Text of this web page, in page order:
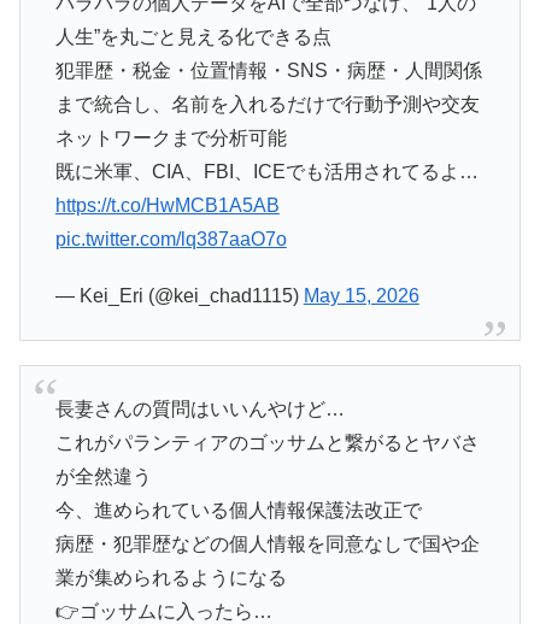
人生”を丸ごと見える化できる点
犯罪歴・税金・位置情報・SNS・病歴・人間関係
まで統合し、名前を入れるだけで行動予測や交友
ネットワークまで分析可能
既に米軍、CIA、FBI、ICEでも活用されてるよ…
https://t.co/HwMCB1A5AB
pic.twitter.com/lq387aaO7o
— Kei_Eri (@kei_chad1115) May 15, 2026
長妻さんの質問はいいんやけど…
これがパランティアのゴッサムと繋がるとヤバさ
が全然違う
今、進められている個人情報保護法改正で
病歴・犯罪歴などの個人情報を同意なしで国や企
業が集められるようになる
👉ゴッサムに入ったら…